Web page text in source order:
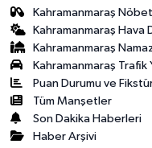
Kahramanmaraş
Kahramanmaraş Hava
Kahramanmaraş
Kahramanmaraş Trafik
Puan Durumu ve
Tüm Manşetler
Son Dakika Haberleri
Haber Arşivi